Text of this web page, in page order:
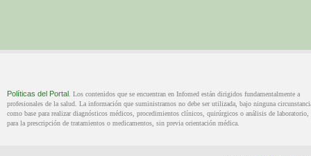
Políticas del Portal . Los contenidos que se encuentran en Infomed están dirigidos fundamentalmente a
profesionales de la salud. La información que suministramos no debe ser utilizada, bajo ninguna
como base para realizar diagnósticos médicos, procedimientos clínicos, quirúrgicos o análisis de laboratorio,
para la prescripción de tratamientos o medicamentos, sin previa orientación médica.